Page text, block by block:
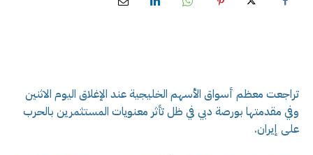
تراجعت معظم أسواق الأسهم الخليجية عند الإغلاق اليوم الاثنين
وفي مقدمتها بورصة دبي في ظل تأثر معنويات المستثمرين بالحرب
على إيران.